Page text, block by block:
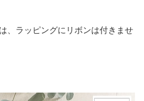
、ラッピングにリボンは付きませ